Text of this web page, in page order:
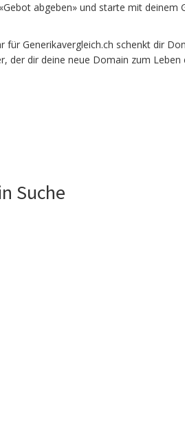
abgeben» und starte mit
für Generikavergleich.ch schenkt dir
der dir deine neue Domain zum
Suche